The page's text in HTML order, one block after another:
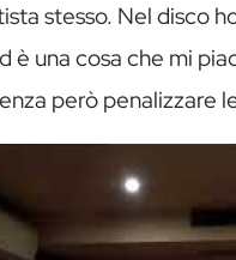
stesso. Nel disco
è una cosa che mi
però penalizzare